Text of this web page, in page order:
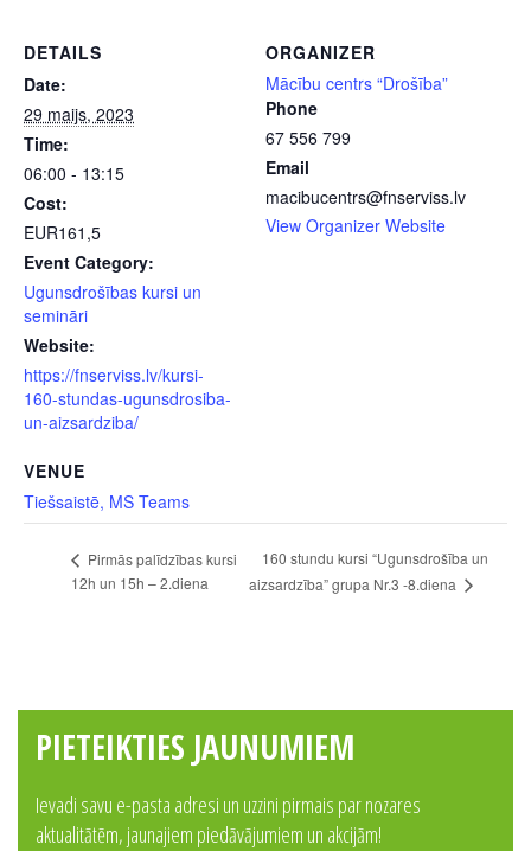
DETAILS
Date:
29 maijs, 2023
Time:
06:00 - 13:15
Cost:
EUR161,5
Event Category:
Ugunsdrošības kursi un
semināri
Website:
https://fnserviss.lv/kursi-
160-stundas-ugunsdrosiba-
un-aizsardziba/
VENUE
Tiešsaistē, MS Teams
ORGANIZER
Mācību centrs “Drošība”
Phone
67 556 799
Email
macibucentrs@fnserviss.lv
View Organizer Website
Pirmās palīdzības kursi
12h un 15h – 2.diena
160 stundu kursi “Ugunsdrošība un
aizsardzība” grupa Nr.3 -8.diena
PIETEIKTIES JAUNUMIEM
Ievadi savu e-pasta adresi un uzzini pirmais par nozares
aktualitātēm, jaunajiem piedāvājumiem un akcijām!